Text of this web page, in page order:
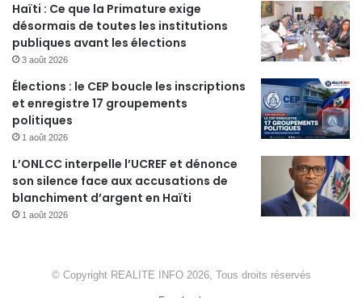
Haïti : Ce que la Primature exige
désormais de toutes les institutions
publiques avant les élections
3 août 2026
Élections : le CEP boucle les inscriptions
et enregistre 17 groupements
politiques
1 août 2026
L’ONLCC interpelle l’UCREF et dénonce
son silence face aux accusations de
blanchiment d’argent en Haïti
1 août 2026
© Copyright REALITE INFO 2026, Tous droits réservés